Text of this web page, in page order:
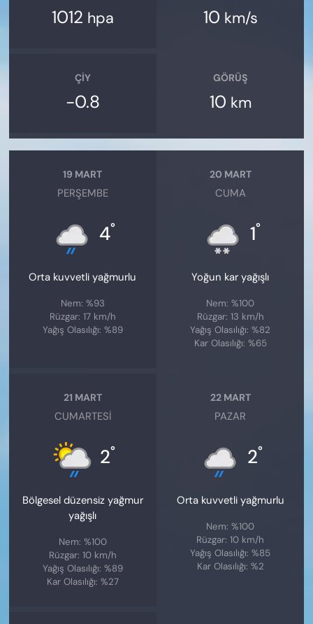
1012 hpa 10 km/s
ÇIY
-0.8
GÖRÜŞ
10 km
19 MART
PERŞEMBE
4°
Orta kuvvetli yağmurlu
Nem: %93
Rüzgar: 17 km/h
Yağış Olasılığı: %89
20 MART
CUMA
1°
Yoğun kar yağışlı
Nem: %100
Rüzgar: 13 km/h
Yağış Olasılığı: %82
Kar Olasılığı: %65
21 MART
CUMARTESI
2°
Bölgesel düzensiz yağmur
yağışlı
Nem: %100
Rüzgar: 10 km/h
Yağış Olasılığı: %89
Kar Olasılığı: %27
22 MART
PAZAR
2°
Orta kuvvetli yağmurlu
Nem: %100
Rüzgar: 10 km/h
Yağış Olasılığı: %85
Kar Olasılığı: %2